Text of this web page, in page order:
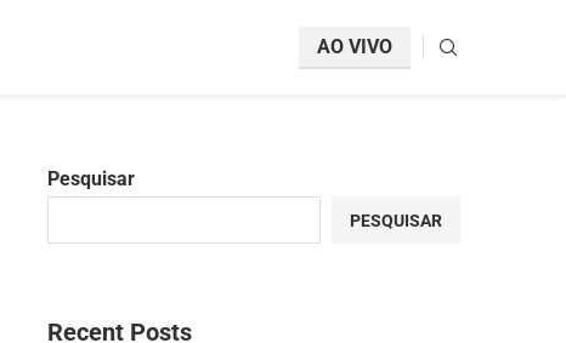
AO VIVO
Pesquisar
PESQUISAR
Recent Posts